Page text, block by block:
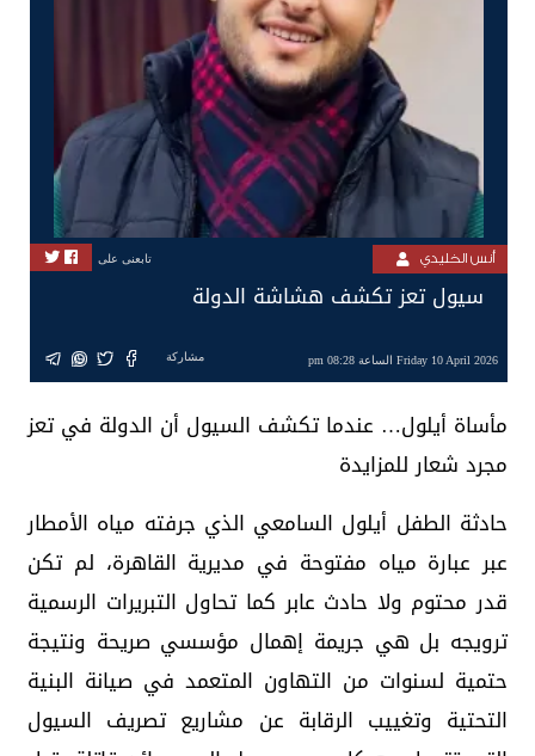
أنس الخليدي تابعنى على
سيول تعز تكشف هشاشة الدولة
Friday 10 April 2026 الساعة 08:28 pm مشاركة
مأساة أيلول… عندما تكشف السيول أن الدولة في تعز
مجرد شعار للمزايدة
حادثة الطفل أيلول السامعي الذي جرفته مياه الأمطار
عبر عبارة مياه مفتوحة في مديرية القاهرة، لم تكن
قدر محتوم ولا حادث عابر كما تحاول التبريرات الرسمية
ترويجه بل هي جريمة إهمال مؤسسي صريحة ونتيجة
حتمية لسنوات من التهاون المتعمد في صيانة البنية
التحتية وتغييب الرقابة عن مشاريع تصريف السيول